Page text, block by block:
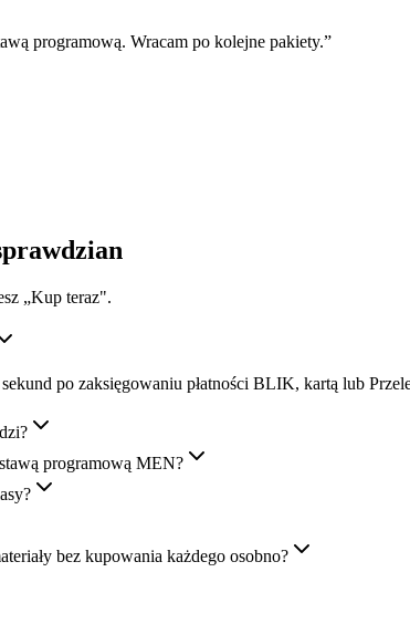
programową. Wracam po kolejne pakiety.”
„Kup teraz".
po zaksięgowaniu płatności BLIK, kartą lub
programową MEN?
bez kupowania każdego osobno?